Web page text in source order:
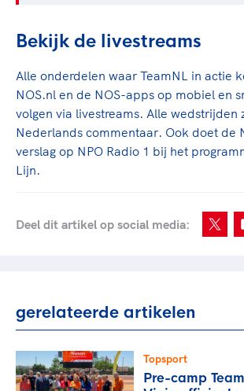
Bekijk de livestreams
Alle onderdelen waar ​TeamNL in actie
NOS.nl en de NOS-apps op mobiel en
volgen via livestreams. Alle wedstrijden
Nederlands commentaar. Ook doet de
verslag op NPO Radio 1 bij het
Lijn.
Deel dit artikel op social media:
gerelateerde artikelen
Topsport
Pre-camp